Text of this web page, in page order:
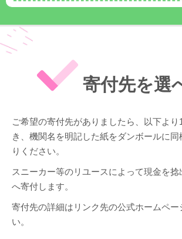
寄付先を選
ご希望の寄付先がありましたら、以下よ
き、機関名を明記した紙をダンボールに
りください。
スニーカー等のリユースによって現金を
へ寄付します。
寄付先の詳細はリンク先の公式ホームペー
い。